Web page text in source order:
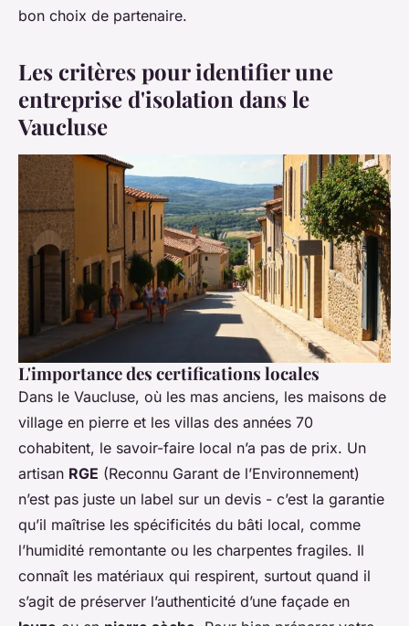
bon choix de partenaire.
Les critères pour identifier une
entreprise d'isolation dans le
Vaucluse
L'importance des certifications locales
Dans le Vaucluse, où les mas anciens, les maisons de
village en pierre et les villas des années 70
cohabitent, le savoir-faire local n’a pas de prix. Un
artisan RGE (Reconnu Garant de l’Environnement)
n’est pas juste un label sur un devis - c’est la garantie
qu’il maîtrise les spécificités du bâti local, comme
l’humidité remontante ou les charpentes fragiles. Il
connaît les matériaux qui respirent, surtout quand il
s’agit de préserver l’authenticité d’une façade en